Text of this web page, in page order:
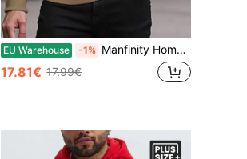
EU Warehouse -1% Manfinity Homme Plus Size Férfi Grafikai Mintás, Bélelt, Kapucnis Pulóver, Hétköznapi Utcai Viselet Mindennapi Ingázásra, Ősz/Tél, Hosszú Ujjú Felső, Bélelt Termo
17.81€ 17.99€